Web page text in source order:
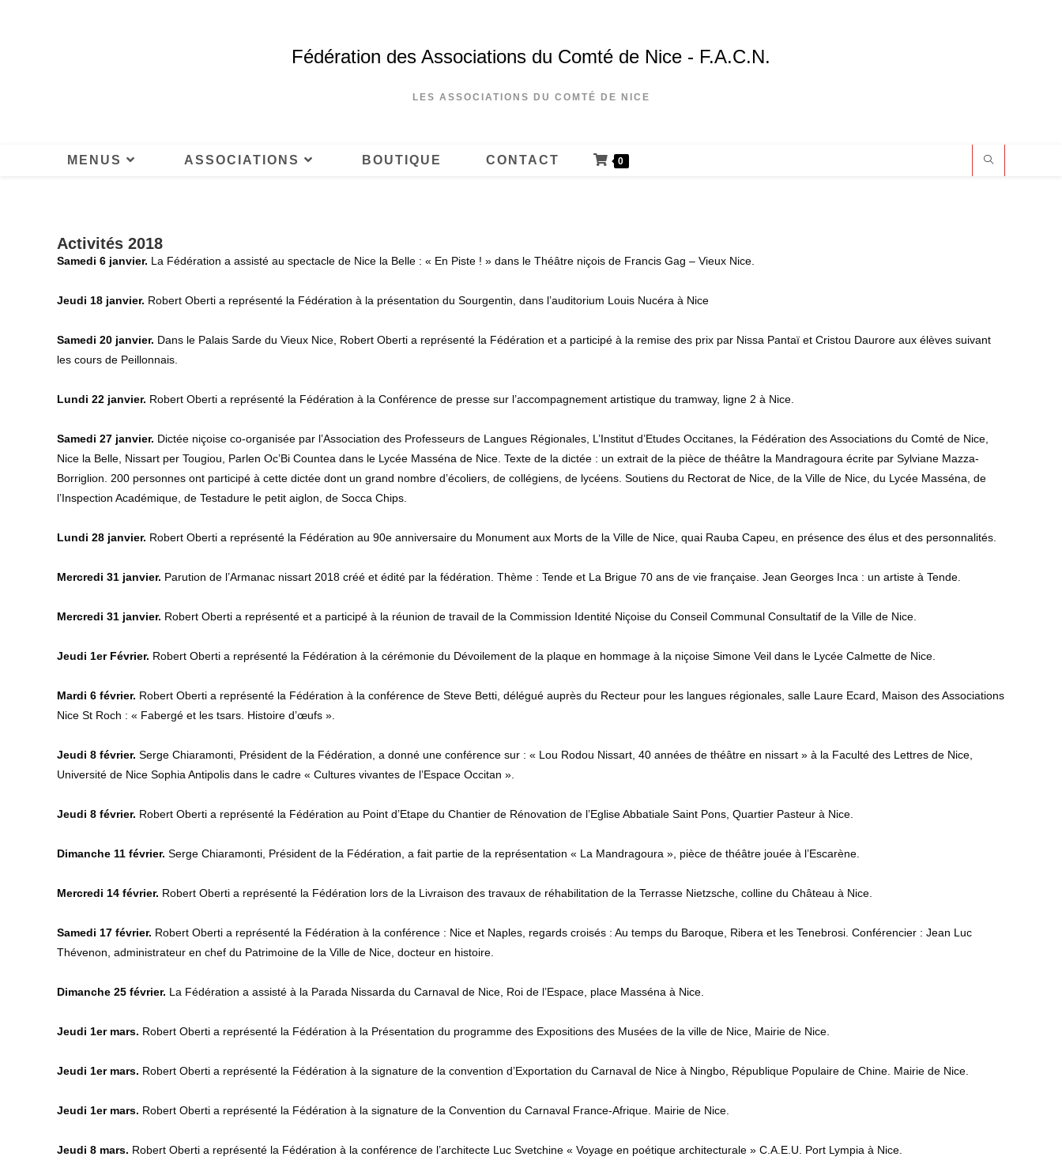
Fédération des Associations du Comté de Nice - F.A.C.N.
LES ASSOCIATIONS DU COMTÉ DE NICE
MENUS ASSOCIATIONS BOUTIQUE CONTACT 0
Activités 2018
Samedi 6 janvier. La Fédération a assisté au spectacle de Nice la Belle : « En Piste ! » dans le Théâtre niçois de Francis Gag – Vieux Nice.
Jeudi 18 janvier. Robert Oberti a représenté la Fédération à la présentation du Sourgentin, dans l’auditorium Louis Nucéra à Nice
Samedi 20 janvier. Dans le Palais Sarde du Vieux Nice, Robert Oberti a représenté la Fédération et a participé à la remise des prix par Nissa Pantaï et Cristou Daurore aux élèves suivant
les cours de Peillonnais.
Lundi 22 janvier. Robert Oberti a représenté la Fédération à la Conférence de presse sur l’accompagnement artistique du tramway, ligne 2 à Nice.
Samedi 27 janvier. Dictée niçoise co-organisée par l’Association des Professeurs de Langues Régionales, L’Institut d’Etudes Occitanes, la Fédération des Associations du Comté de Nice,
Nice la Belle, Nissart per Tougiou, Parlen Oc’Bi Countea dans le Lycée Masséna de Nice. Texte de la dictée : un extrait de la pièce de théâtre la Mandragoura écrite par Sylviane Mazza-
Borriglion. 200 personnes ont participé à cette dictée dont un grand nombre d’écoliers, de collégiens, de lycéens. Soutiens du Rectorat de Nice, de la Ville de Nice, du Lycée Masséna, de
l’Inspection Académique, de Testadure le petit aiglon, de Socca Chips.
Lundi 28 janvier. Robert Oberti a représenté la Fédération au 90e anniversaire du Monument aux Morts de la Ville de Nice, quai Rauba Capeu, en présence des élus et des personnalités.
Mercredi 31 janvier. Parution de l’Armanac nissart 2018 créé et édité par la fédération. Thème : Tende et La Brigue 70 ans de vie française. Jean Georges Inca : un artiste à Tende.
Mercredi 31 janvier. Robert Oberti a représenté et a participé à la réunion de travail de la Commission Identité Niçoise du Conseil Communal Consultatif de la Ville de Nice.
Jeudi 1er Février. Robert Oberti a représenté la Fédération à la cérémonie du Dévoilement de la plaque en hommage à la niçoise Simone Veil dans le Lycée Calmette de Nice.
Mardi 6 février. Robert Oberti a représenté la Fédération à la conférence de Steve Betti, délégué auprès du Recteur pour les langues régionales, salle Laure Ecard, Maison des Associations
Nice St Roch : « Fabergé et les tsars. Histoire d’œufs ».
Jeudi 8 février. Serge Chiaramonti, Président de la Fédération, a donné une conférence sur : « Lou Rodou Nissart, 40 années de théâtre en nissart » à la Faculté des Lettres de Nice,
Université de Nice Sophia Antipolis dans le cadre « Cultures vivantes de l’Espace Occitan ».
Jeudi 8 février. Robert Oberti a représenté la Fédération au Point d’Etape du Chantier de Rénovation de l’Eglise Abbatiale Saint Pons, Quartier Pasteur à Nice.
Dimanche 11 février. Serge Chiaramonti, Président de la Fédération, a fait partie de la représentation « La Mandragoura », pièce de théâtre jouée à l’Escarène.
Mercredi 14 février. Robert Oberti a représenté la Fédération lors de la Livraison des travaux de réhabilitation de la Terrasse Nietzsche, colline du Château à Nice.
Samedi 17 février. Robert Oberti a représenté la Fédération à la conférence : Nice et Naples, regards croisés : Au temps du Baroque, Ribera et les Tenebrosi. Conférencier : Jean Luc
Thévenon, administrateur en chef du Patrimoine de la Ville de Nice, docteur en histoire.
Dimanche 25 février. La Fédération a assisté à la Parada Nissarda du Carnaval de Nice, Roi de l’Espace, place Masséna à Nice.
Jeudi 1er mars. Robert Oberti a représenté la Fédération à la Présentation du programme des Expositions des Musées de la ville de Nice, Mairie de Nice.
Jeudi 1er mars. Robert Oberti a représenté la Fédération à la signature de la convention d’Exportation du Carnaval de Nice à Ningbo, République Populaire de Chine. Mairie de Nice.
Jeudi 1er mars. Robert Oberti a représenté la Fédération à la signature de la Convention du Carnaval France-Afrique. Mairie de Nice.
Jeudi 8 mars. Robert Oberti a représenté la Fédération à la conférence de l’architecte Luc Svetchine « Voyage en poétique architecturale » C.A.E.U. Port Lympia à Nice.